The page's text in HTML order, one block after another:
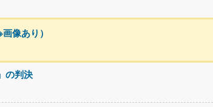
像あり）
の判決